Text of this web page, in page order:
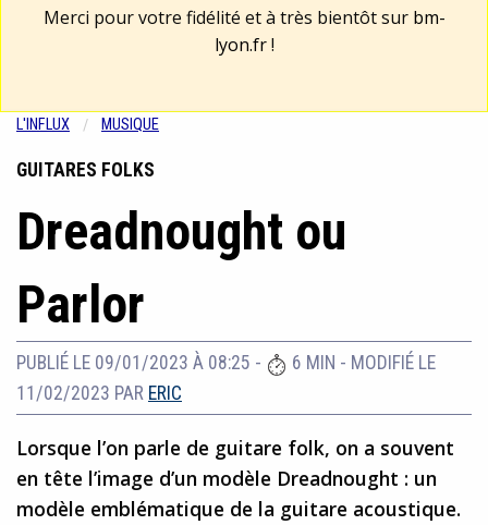
Merci pour votre fidélité et à très bientôt sur bm-
lyon.fr!
L'INFLUX MUSIQUE
GUITARES FOLKS
Dreadnought ou
Parlor
PUBLIÉ LE 09/01/2023 À 08:25 - 6 MIN - MODIFIÉ LE
11/02/2023 PAR ERIC
Lorsque l’on parle de guitare folk, on a souvent
en tête l’image d’un modèle Dreadnought : un
modèle emblématique de la guitare acoustique.